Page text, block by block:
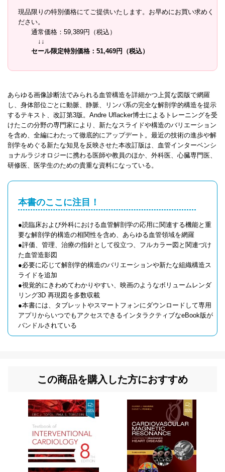
現品限りの特別価格にてご提供いたします。お早めにお買い求めく
ださい。
通常価格：59,389円（税込）
↓↓
セール限定特別価格：51,469円（税込）
あらゆる画像診断法でみられる血管構造を詳細かつ上質な図版で網羅
し、身体部位ごとに動脈、静脈、リンパ系の完全な解剖学的構造を提示
するテキスト、改訂第3版。Andre Uflacker博士によるトレーニングを受
けたこの分野の専門家により、新たなスライドや構造のバリエーション
を含め、全編にわたって徹底的にアップデート。最近の技術の進歩や解
剖学をめぐる新たな知見を反映させた本改訂版は、血管インターベンシ
ョナルラジオロジーに携わる医師や教員のほか、外科医、心臓専門医、
研修医、医学生のための貴重な資料になっている。
本書のここに注目！
●読臨床および外科における血管解剖学の応用に関連する機能と重
要な解剖学的構造の相関性を含め、あらゆる血管領域を網羅
●評価、管理、治療の指針として役立つ、フルカラー図と関連づけ
た血管造影図
●必要に応じて解剖学的構造のバリエーションや新たな組織構造ス
ライドを追加
●視覚的にきわめてわかりやすい、映画のようなボリュームレンダ
リング3D 再現図を多数収載
●本書には、タブレットやスマートフォンにダウンロードして専用
アプリからいつでもアクセスできるインタラクティブなeBook版が
バンドルされている
この商品を購入した方におすすめ